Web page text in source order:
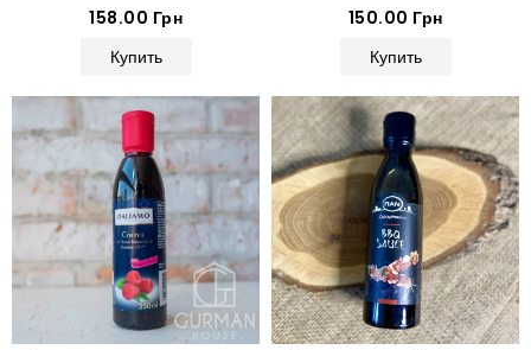
158.00 Грн
Купить
150.00 Грн
Купить